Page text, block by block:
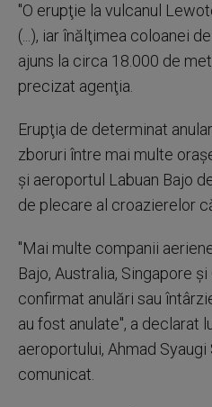
''O erupţie la vulcanul
(...), iar înălţimea coloanei
ajuns la circa 18.000 de
precizat agenţia.
Erupţia de determinat
zboruri între mai multe
şi aeroportul Labuan Bajo
de plecare al croazierelor
''Mai multe companii
Bajo, Australia, Singapore
confirmat anulări sau
au fost anulate'', a declarat
aeroportului, Ahmad Syaugi
comunicat.